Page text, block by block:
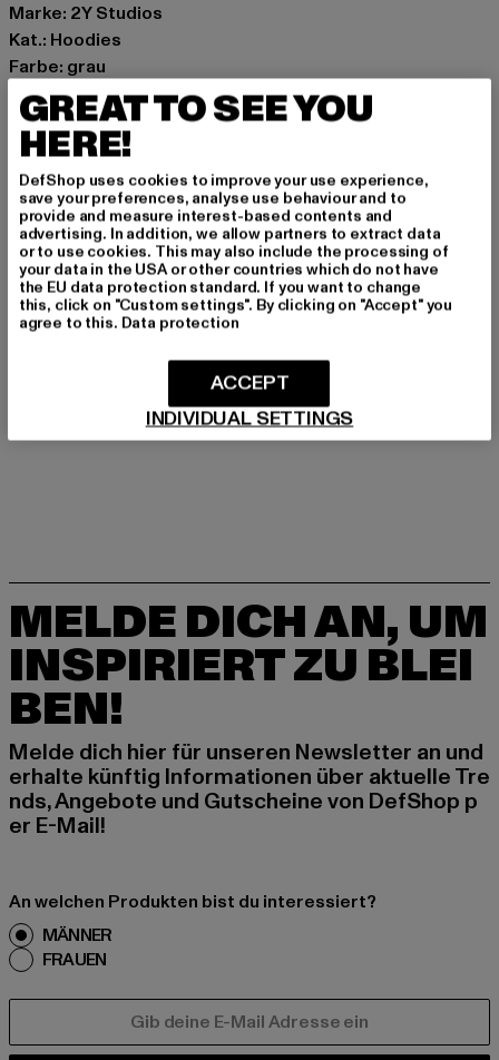
Marke: 2Y Studios
Kat.: Hoodies
Farbe: grau
Hersteller Farbe: washed grey
Materialzusammensetzung: 70% Baumwolle, 30%
Polyester
Art.Nr: HO20012-04222
Hersteller: 2Y Premium GmbH |info@2y-studios.com
Hollefeldstraße 16 | 48282 Emsdetten | DE
GRÖSSE & PASSFORM
LIEFERUNG & RÜCKGABE
MELDE DICH AN, UM
INSPIRIERT ZU BLEI
BEN!
Melde dich hier für unseren Newsletter an und
erhalte künftig Informationen über aktuelle Tre
nds, Angebote und Gutscheine von DefShop p
er E-Mail!
An welchen Produkten bist du interessiert?
MÄNNER
FRAUEN
GREAT TO SEE YOU
HERE!
DefShop uses cookies to improve your use experience,
save your preferences, analyse use behaviour and to
provide and measure interest-based contents and
advertising. In addition, we allow partners to extract data
or to use cookies. This may also include the processing of
your data in the USA or other countries which do not have
the EU data protection standard. If you want to change
this, click on "Custom settings". By clicking on "Accept" you
agree to this. Data protection
INDIVIDUAL SETTINGS
ACCEPT